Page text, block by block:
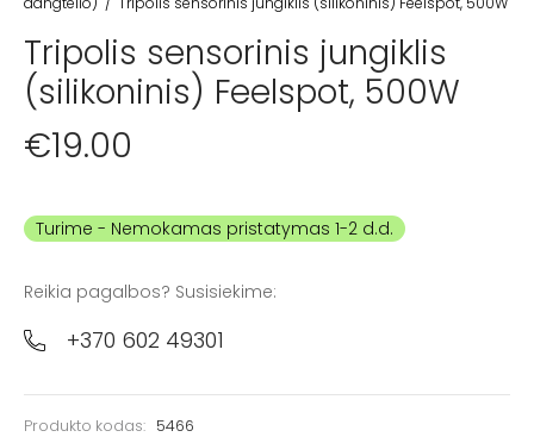
Tripolis sensorinis jungiklis
(silikoninis) Feelspot, 500W
€19.00
Turime
Reikia pagalbos? Susisiekime:
+370 602 49301
Produkto kodas: 5466